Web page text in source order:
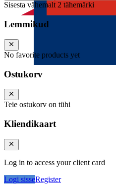
Sisesta vähemalt 2 tähemärki
Lemmikud
No favorite products yet
Ostukorv
Teie ostukorv on tühi
Kliendikaart
Log in to access your client card
Logi sisseRegister